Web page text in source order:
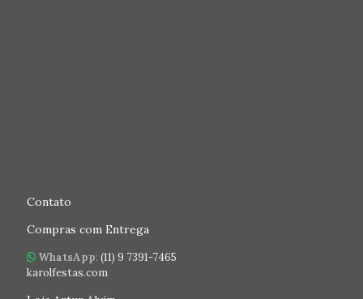
Contato
Compras com Entrega
WhatsApp: (11) 9 7391-7465
karolfestas.com